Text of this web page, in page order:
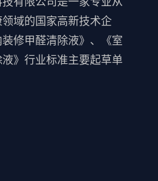
域的国家高新技术企
修甲醛清除液》、《室
》行业标准主要起草单